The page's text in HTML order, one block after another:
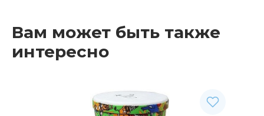
Вам может быть также
интересно